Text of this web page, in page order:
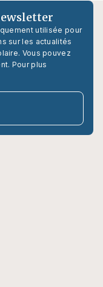
utilisée pour
sur les actualités
Vous pouvez
Pour plus